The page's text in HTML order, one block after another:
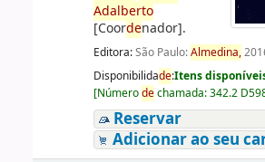
Adalberto
[Coordenador].
Editora:São Paulo:Almedina,
Disponibilidade:Itens
[Númerodechamada:342.2
Reservar
Adicionar ao seu